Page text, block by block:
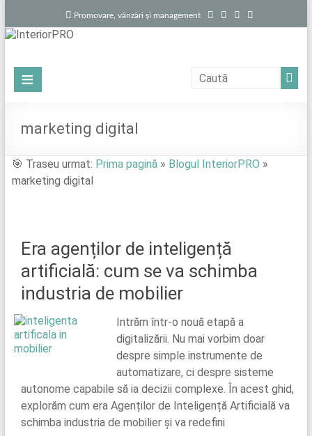
content
Promovare, vânzări și management
m
a
o
i
o
InteriorPRO
proiectele
locuințe
cu
Meniu
marketing digital
🎯 Traseu urmat: Prima pagină» Blogul InteriorPRO »
marketing digital
Era agenților de inteligență
artificială: cum se va schimba
industria de mobilier
Intrăm într-o nouă etapă a
digitalizării. Nu mai vorbim doar
despre simple instrumente de
automatizare, ci despre sisteme
autonome capabile să ia decizii complexe. În acest ghid,
explorăm cum era Agenților de Inteligență Artificială va
schimba industria de mobilier și va redefini